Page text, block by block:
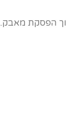
הפסקת מאבק.